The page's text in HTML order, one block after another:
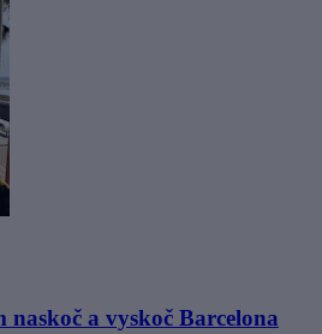
a vyskoč Barcelona